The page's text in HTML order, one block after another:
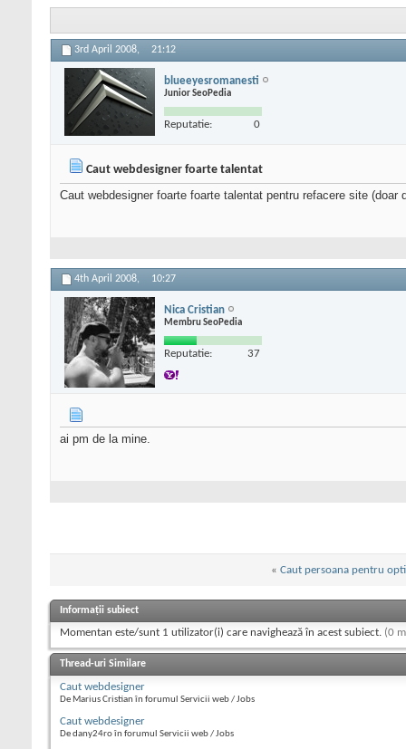
3rd April 2008, 21:12
blueeyesromanesti
Junior SeoPedia
Reputatie: 0
Caut webdesigner foarte talentat
Caut webdesigner foarte foarte talentat pentru refacere site
4th April 2008, 10:27
Nica Cristian
Membru SeoPedia
Reputatie: 37
ai pm de la mine.
« Caut persoana pentru
Informații subiect
Momentan este/sunt 1 utilizator(i) care navighează în acest subiect. (0
Thread-uri Similare
Caut webdesigner
De Marius Cristian în forumul Servicii web / Jobs
Caut webdesigner
De dany24ro în forumul Servicii web / Jobs